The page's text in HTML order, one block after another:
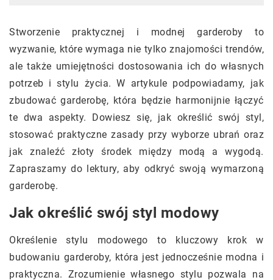
Stworzenie praktycznej i modnej garderoby to
wyzwanie, które wymaga nie tylko znajomości trendów,
ale także umiejętności dostosowania ich do własnych
potrzeb i stylu życia. W artykule podpowiadamy, jak
zbudować garderobę, która będzie harmonijnie łączyć
te dwa aspekty. Dowiesz się, jak określić swój styl,
stosować praktyczne zasady przy wyborze ubrań oraz
jak znaleźć złoty środek między modą a wygodą.
Zapraszamy do lektury, aby odkryć swoją wymarzoną
garderobę.
Jak określić swój styl modowy
Określenie stylu modowego to kluczowy krok w
budowaniu garderoby, która jest jednocześnie modna i
praktyczna. Zrozumienie własnego stylu pozwala na